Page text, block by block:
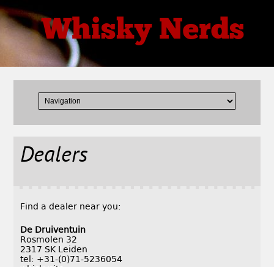
Whisky Nerds
Dealers
Find a dealer near you:
De Druiventuin
Rosmolen 32
2317 SK Leiden
tel: +31-(0)71-5236054